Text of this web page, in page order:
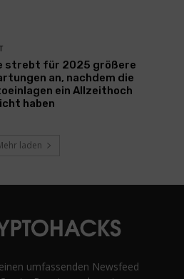
strebt für 2025 größere
an, nachdem die
ein Allzeithoch
haben
laden
umfassenden Newsfeed